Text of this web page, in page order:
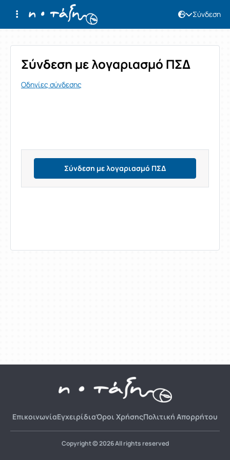
Σύνδεση
Σύνδεση
Σύνδεση με λογαριασμό ΠΣΔ
Οδηγίες σύνδεσης
Σύνδεση με λογαριασμό ΠΣΔ
ΕπικοινωνίαΕγχειρίδιαΌροι ΧρήσηςΠολιτική Απορρήτου
Copyright © 2026 All rights reserved